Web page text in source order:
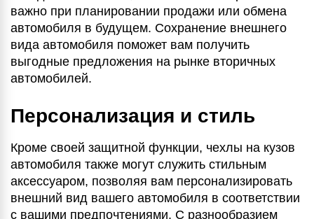
важно при планировании продажи или обмена
автомобиля в будущем. Сохранение внешнего
вида автомобиля поможет вам получить
выгодные предложения на рынке вторичных
автомобилей.
Персонализация и стиль
Кроме своей защитной функции, чехлы на кузов
автомобиля также могут служить стильным
аксессуаром, позволяя вам персонализировать
внешний вид вашего автомобиля в соответствии
с вашими предпочтениями. С разнообразием